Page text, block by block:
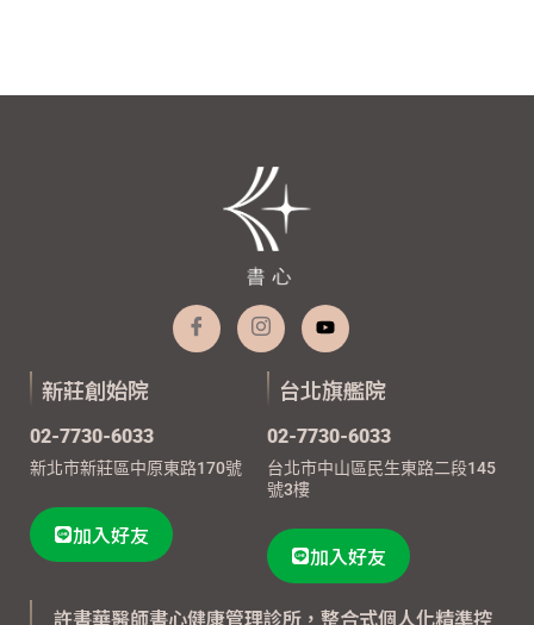
新莊創始院
02-7730-6033
新北市新莊區中原東路170號
加入好友
台北旗艦院
02-7730-6033
台北市中山區民生東路二段145
號3樓
加入好友
許書華醫師書心健康管理診所，整合式個人化精準控